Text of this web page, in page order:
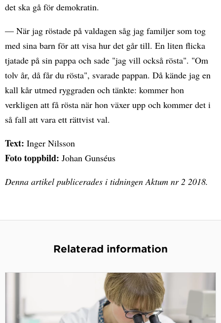
det ska gå för demokratin.
— När jag röstade på valdagen såg jag familjer som tog
med sina barn för att visa hur det går till. En liten flicka
tjatade på sin pappa och sade "jag vill också rösta". "Om
tolv år, då får du rösta", svarade pappan. Då kände jag en
kall kår utmed ryggraden och tänkte: kommer hon
verkligen att få rösta när hon växer upp och kommer det i
så fall att vara ett rättvist val.
Text: Inger Nilsson
Foto toppbild: Johan Gunséus
Denna artikel publicerades i tidningen Aktum nr 2 2018.
Relaterad information